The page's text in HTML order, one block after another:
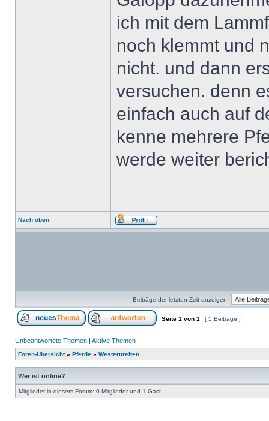
ich mit dem
noch klemmt und
nicht. und dann
versuchen. denn
einfach auch auf
kenne mehrere
werde weiter
Nach oben
Beiträge der letzten Zeit anzeigen:
Seite 1 von 1 [ 5 Beiträge ]
Unbeantwortete Themen | Aktive Themen
Foren-Übersicht» Pferde » Westernreiten
Wer ist online?
Mitglieder in diesem Forum: 0 Mitglieder und 1 Gast